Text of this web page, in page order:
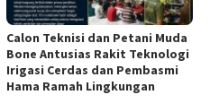
Calon Teknisi dan Petani Muda
Bone Antusias Rakit Teknologi
Irigasi Cerdas dan Pembasmi
Hama Ramah Lingkungan